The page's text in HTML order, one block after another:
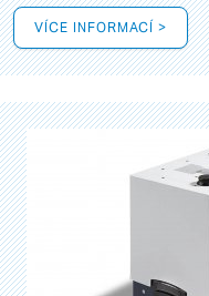
VÍCE INFORMACÍ >